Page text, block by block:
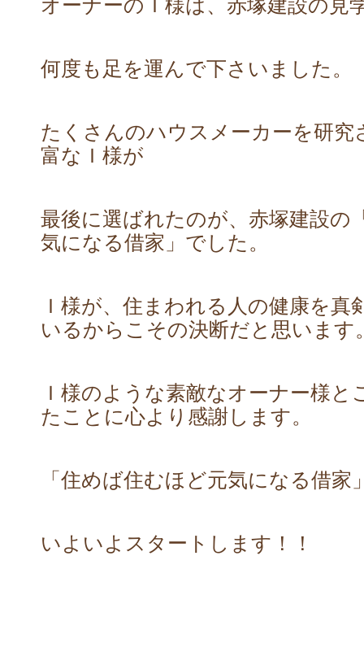
オーナーのＩ様は、赤塚建設の見
何度も足を運んで下さいました。
たくさんのハウスメーカーを研究
富なＩ様が
最後に選ばれたのが、赤塚建設の
気になる借家」でした。
Ｉ様が、住まわれる人の健康を真
いるからこその決断だと思います
Ｉ様のような素敵なオーナー様
たことに心より感謝します。
「住めば住むほど元気になる借家
いよいよスタートします！！